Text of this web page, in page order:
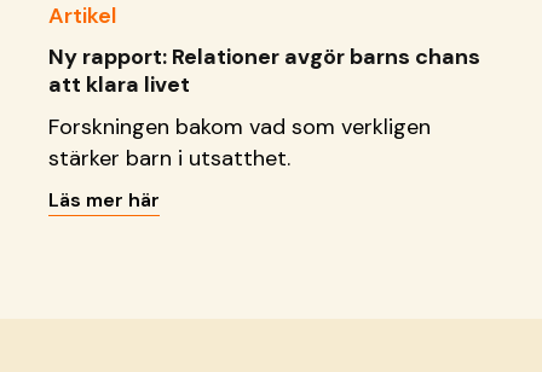
Artikel
Ny rapport: Relationer avgör barns chans
att klara livet
Forskningen bakom vad som verkligen
stärker barn i utsatthet.
Läs mer här